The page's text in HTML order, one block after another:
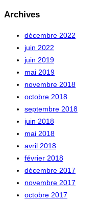
Archives
décembre 2022
juin 2022
juin 2019
mai 2019
novembre 2018
octobre 2018
septembre 2018
juin 2018
mai 2018
avril 2018
février 2018
décembre 2017
novembre 2017
octobre 2017